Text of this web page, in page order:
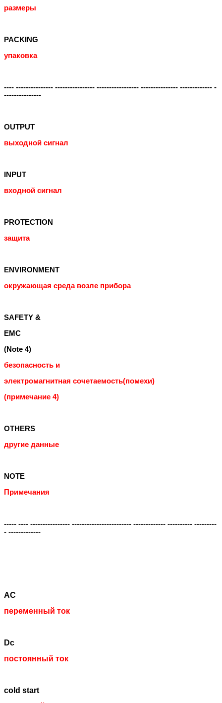
размеры
PACKING
упаковка
---- --------------- ---------------- ----------------- --------------- ------------- -
---------------
OUTPUT
выходной сигнал
INPUT
входной сигнал
PROTECTION
защита
ENVIRONMENT
окружающая среда возле прибора
SAFETY &
EMC
(Note 4)
безопасность и
электромагнитная сочетаемость(помехи)
(примечание 4)
OTHERS
другие данные
NOTE
Примечания
----- ---- ---------------- ------------------------ ------------- ---------- ---------
- -------------
AC
переменный ток
Dc
постоянный ток
cold start